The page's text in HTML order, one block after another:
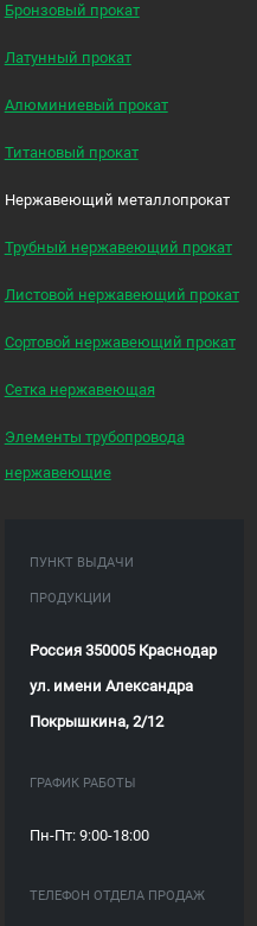
Бронзовый прокат
Латунный прокат
Алюминиевый прокат
Титановый прокат
Нержавеющий металлопрокат
Трубный нержавеющий прокат
Листовой нержавеющий прокат
Сортовой нержавеющий прокат
Сетка нержавеющая
Элементы трубопровода
нержавеющие
ПУНКТ ВЫДАЧИ
ПРОДУКЦИИ
Россия 350005 Краснодар
ул. имени Александра
Покрышкина, 2/12
ГРАФИК РАБОТЫ
Пн-Пт: 9:00-18:00
ТЕЛЕФОН ОТДЕЛА ПРОДАЖ